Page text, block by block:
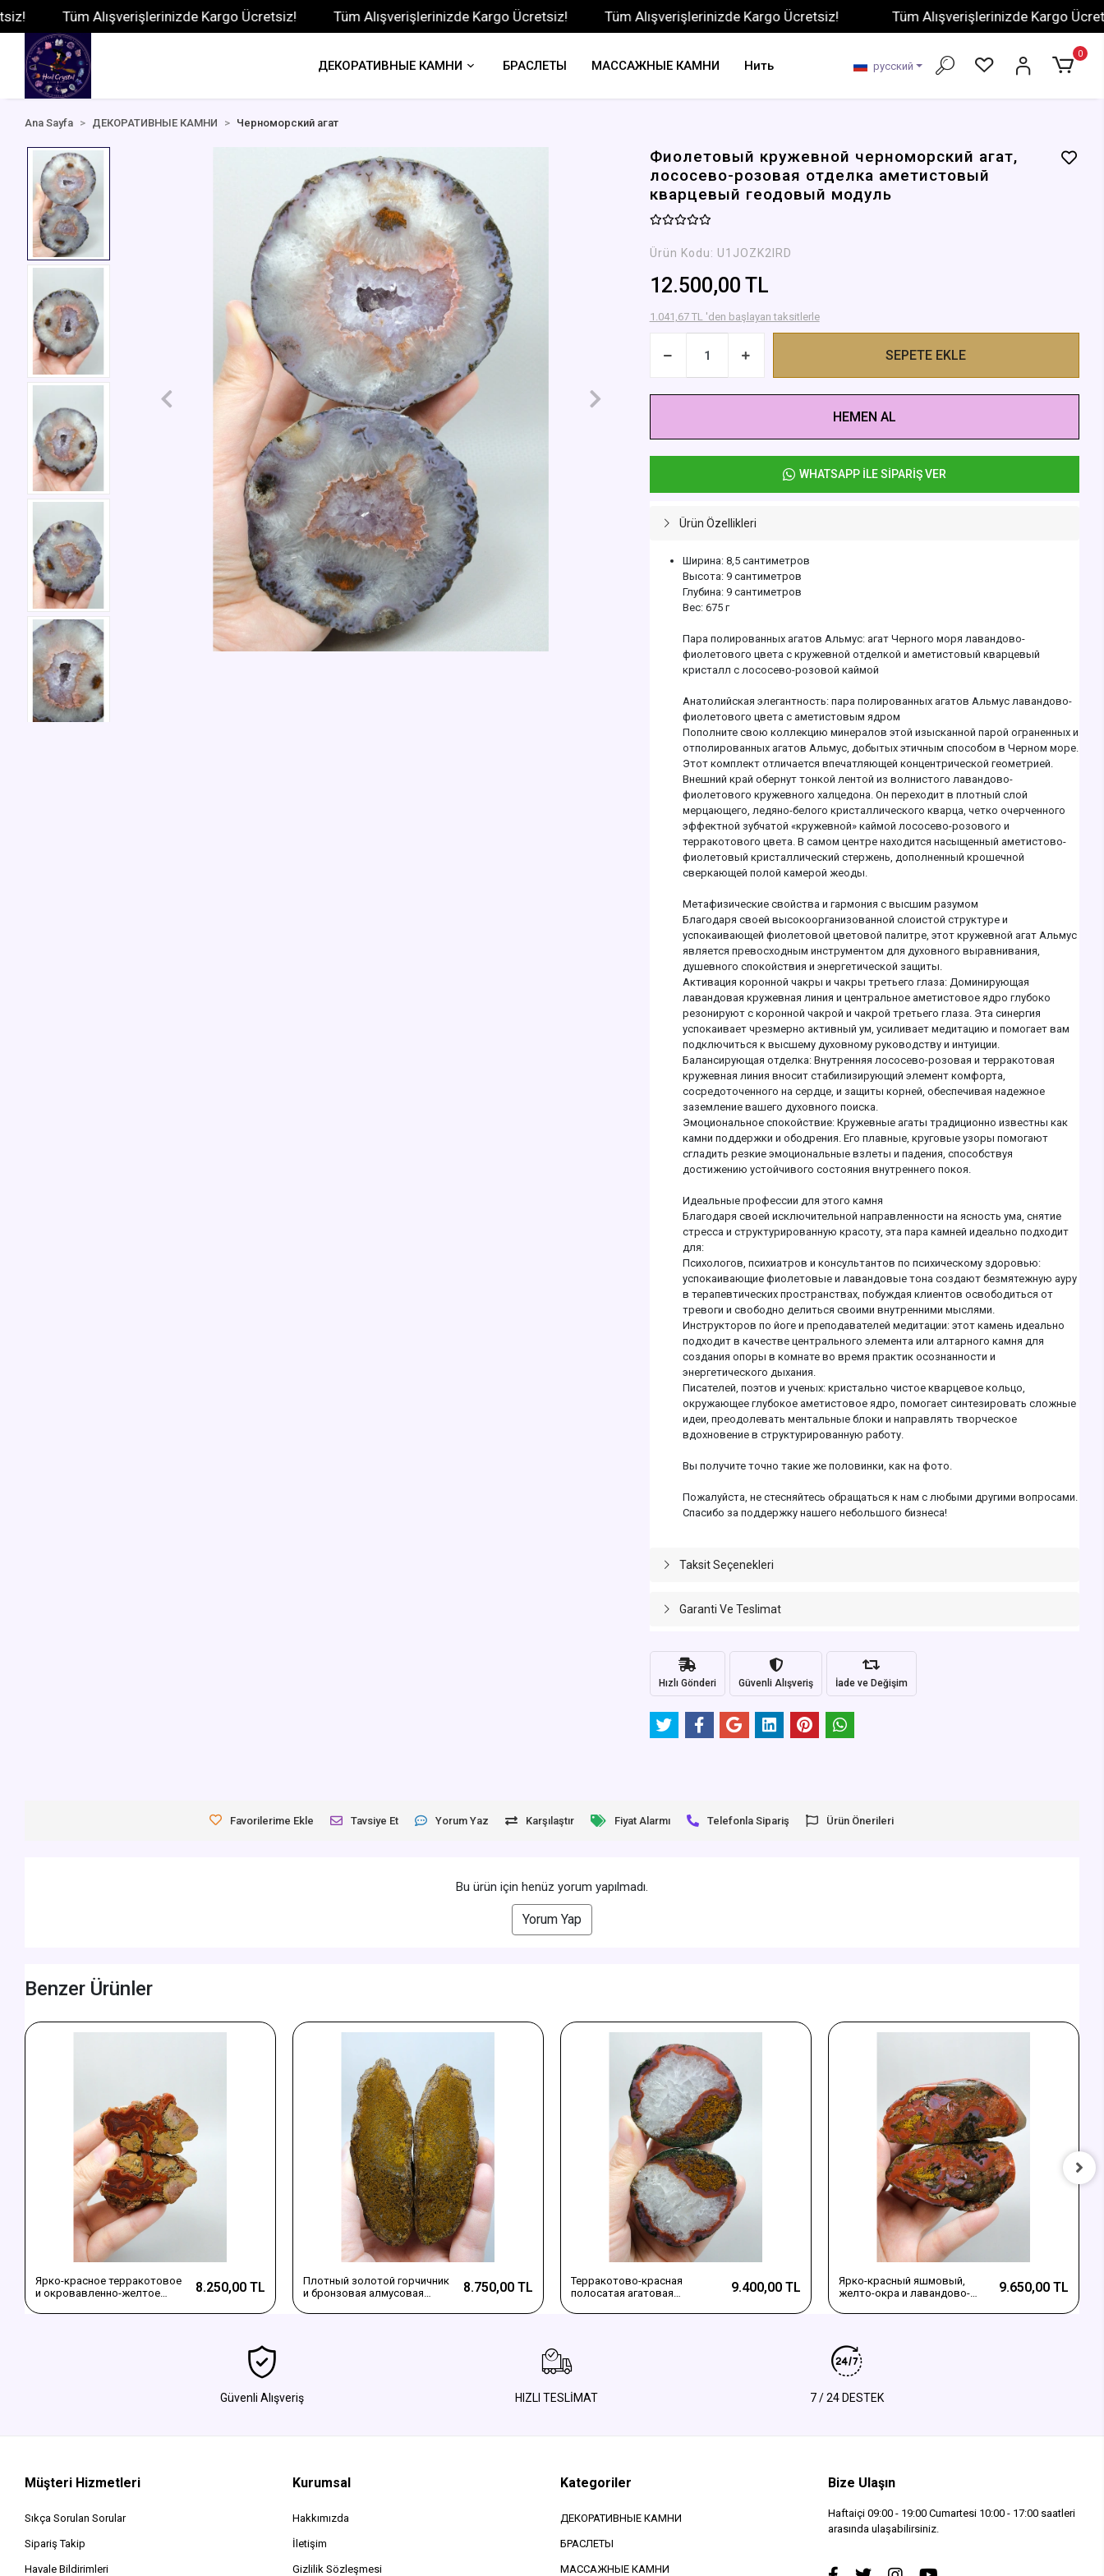
Tüm Alışverişlerinizde Kargo Ücretsiz! Tüm Alışverişlerinizde Kargo Ücretsiz! Tüm Alışverişlerinizde Kargo Ücretsiz! Tüm Alışverişlerinizde Kargo Ücretsiz!
ДЕКОРАТИВНЫЕ КАМНИ БРАСЛЕТЫ МАССАЖНЫЕ КАМНИ Нить русский
0
Ana Sayfa ДЕКОРАТИВНЫЕ КАМНИ Черноморский агат
Фиолетовый кружевной черноморский агат,
лососево-розовая отделка аметистовый
кварцевый геодовый модуль
Ürün Kodu: U1JOZK2IRD
12.500,00 TL
1.041,67 TL 'den başlayan taksitlerle
SEPETE EKLE
HEMEN AL
WHATSAPP İLE SİPARİŞ VER
Ürün Özellikleri
Ширина: 8,5 сантиметров
Высота: 9 сантиметров
Глубина: 9 сантиметров
Вес: 675 г
Пара полированных агатов Альмус: агат Черного моря лавандово-
фиолетового цвета с кружевной отделкой и аметистовый кварцевый
кристалл с лососево-розовой каймой
Анатолийская элегантность: пара полированных агатов Альмус лавандово-
фиолетового цвета с аметистовым ядром
Пополните свою коллекцию минералов этой изысканной парой ограненных и
отполированных агатов Альмус, добытых этичным способом в Черном море.
Этот комплект отличается впечатляющей концентрической геометрией.
Внешний край обернут тонкой лентой из волнистого лавандово-
фиолетового кружевного халцедона. Он переходит в плотный слой
мерцающего, ледяно-белого кристаллического кварца, четко очерченного
эффектной зубчатой ​​«кружевной» каймой лососево-розового и
терракотового цвета. В самом центре находится насыщенный аметистово-
фиолетовый кристаллический стержень, дополненный крошечной
сверкающей полой камерой жеоды.
Метафизические свойства и гармония с высшим разумом
Благодаря своей высокоорганизованной слоистой структуре и
успокаивающей фиолетовой цветовой палитре, этот кружевной агат Альмус
является превосходным инструментом для духовного выравнивания,
душевного спокойствия и энергетической защиты.
Активация коронной чакры и чакры третьего глаза: Доминирующая
лавандовая кружевная линия и центральное аметистовое ядро ​​глубоко
резонируют с коронной чакрой и чакрой третьего глаза. Эта синергия
успокаивает чрезмерно активный ум, усиливает медитацию и помогает вам
подключиться к высшему духовному руководству и интуиции.
Балансирующая отделка: Внутренняя лососево-розовая и терракотовая
кружевная линия вносит стабилизирующий элемент комфорта,
сосредоточенного на сердце, и защиты корней, обеспечивая надежное
заземление вашего духовного поиска.
Эмоциональное спокойствие: Кружевные агаты традиционно известны как
камни поддержки и ободрения. Его плавные, круговые узоры помогают
сгладить резкие эмоциональные взлеты и падения, способствуя
достижению устойчивого состояния внутреннего покоя.
Идеальные профессии для этого камня
Благодаря своей исключительной направленности на ясность ума, снятие
стресса и структурированную красоту, эта пара камней идеально подходит
для:
Психологов, психиатров и консультантов по психическому здоровью:
успокаивающие фиолетовые и лавандовые тона создают безмятежную ауру
в терапевтических пространствах, побуждая клиентов освободиться от
тревоги и свободно делиться своими внутренними мыслями.
Инструкторов по йоге и преподавателей медитации: этот камень идеально
подходит в качестве центрального элемента или алтарного камня для
создания опоры в комнате во время практик осознанности и
энергетического дыхания.
Писателей, поэтов и ученых: кристально чистое кварцевое кольцо,
окружающее глубокое аметистовое ядро, помогает синтезировать сложные
идеи, преодолевать ментальные блоки и направлять творческое
вдохновение в структурированную работу.
Вы получите точно такие же половинки, как на фото.
Пожалуйста, не стесняйтесь обращаться к нам с любыми другими вопросами.
Спасибо за поддержку нашего небольшого бизнеса!
Taksit Seçenekleri
Garanti Ve Teslimat
Hızlı Gönderi Güvenli Alışveriş İade ve Değişim
Favorilerime Ekle Tavsiye Et Yorum Yaz Karşılaştır Fiyat Alarmı Telefonla Sipariş Ürün Önerileri
Bu ürün için henüz yorum yapılmadı.
Yorum Yap
Benzer Ürünler
Ярко-красное терракотовое
и окровавленно-желтое
полированное изделие
8.250,00 TL
Плотный золотой горчичник
и бронзовая алмусовая
отполированная пара
8.750,00 TL
Терракотово-красная
полосатая агатовая
желтыми плюмами окры и
9.400,00 TL
Ярко-красный яшмовый,
желто-окра и лавандово-
9.650,00 TL
Güvenli Alışveriş HIZLI TESLİMAT 7 / 24 DESTEK
Müşteri Hizmetleri
Sıkça Sorulan Sorular
Sipariş Takip
Havale Bildirimleri
Kurumsal
Hakkımızda
İletişim
Gizlilik Sözleşmesi
Kategoriler
ДЕКОРАТИВНЫЕ КАМНИ
БРАСЛЕТЫ
МАССАЖНЫЕ КАМНИ
Bize Ulaşın
Haftaiçi 09:00 - 19:00 Cumartesi 10:00 - 17:00 saatleri
arasında ulaşabilirsiniz.